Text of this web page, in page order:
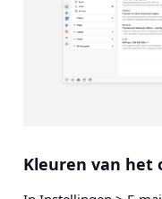
Kleuren van het